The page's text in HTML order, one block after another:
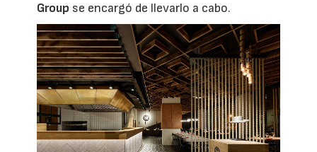
Group se encargó de llevarlo a cabo.